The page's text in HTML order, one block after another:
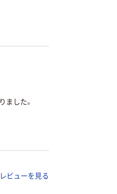
ました。
ビューを見る